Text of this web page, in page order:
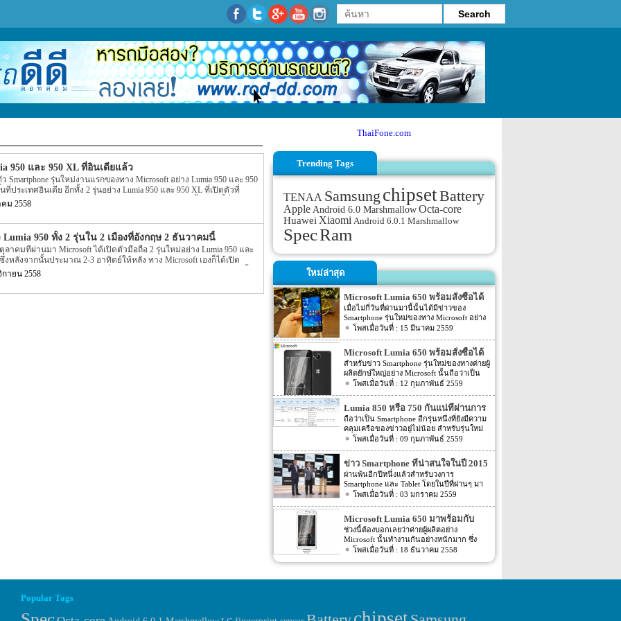
950 และ 950 XL ที่อินเดียแล้ว
รุ่นใหม่งานแรกของทาง Microsoft อย่าง Lumia 950 และ 950
ประเทศอินเดีย อีกทั้ง 2 รุ่นอย่าง Lumia 950 และ 950 XL ที่เปิดตัวที่
ารใช้งานแบบ dual SIM อีกด้วย ในส่วนของ Spec ของทั้ง 2 รุ่นนี้ที่เปิดตัว
ติการตัวใหม่ของทาง Microsoft อย่าง Windows 10 ที่ติดมากับตัวเครื่อง
ได้ใช้ใน 2 รุ่นอย่าง Lumia 950 และ 950 XL นี้นั้นจะเป็นเวอร์ชั่นตัว
วเตอร์ โดย Feature ใหม่ที่เพิ่มเข้ามานั้นจะเป็น Feature อย่าง Continuum
ม 2558
950 ทั้ง 2 รุ่นใน 2 เมืองที่อังกฤษ 2 ธันวาคมนี้
าคมที่ผ่านมา Microsoft ได้เปิดตัวมือถือ 2 รุ่นใหม่อย่าง Lumia 950 และ
งหลังจากนั้นประมาณ 2-3 อาทิตย์ให้หลัง ทาง Microsoft เองก็ได้เปิด
950 XL แบบ pre-order ที่ประเทศสหรัฐอเมริกาไปแล้ว แต่ล่าสุดนั้น
พร้อมเปิดตัว Lumia 950 และ Lumia 950 XL แล้วที่ประเทศอังกฤษ โดยราย
กว่าในการเปิดตัวทั้ง Lumia 950 และ Lumia 950 XL ของ Microsoft ครั้งนี้
ายน 2558
ThaiFone.com
Trending Tags
TENAA Samsung chipsetBattery
Apple Android 6.0 MarshmallowOcta-core
Huawei Xiaomi Android 6.0.1 Marshmallow
SpecRam
ใหม่ล่าสุด
Microsoft Lumia 650 พร้อมสั่งซื้อได้
แล้วที่ US และ Canada
เมื่อไม่กี่วันที่ผ่านมานี้นั้นได้มีข่าวของ
Smartphone รุ่นใหม่ของทาง Microsoft อย่าง
Microsoft Lumia 650 ถูกเปิดเผยออกมาให้
ละเอียดได้ระบุว่าจะถูกเปิดตัวในประเทศ
สหรัฐอเมริกาประมาณเดือนเมษายนที่จะถึงนี้
เอง โดยรายละเอียดดังกล่าวถือว่าเชื่อถือได้
เพราะบน Social อย่าง Twitter นั้นก็มี User
อย่าง myke floyd และ Lumia US นั้นโพส
ข้อความไปในทางเดียวกัน แต่ล่าสุดก็มีข่าว
ของ Microsoft Lumia 650 ถูกเปิดเผยออกมา
อีกครั้ง สำหรับรายละเอียดของ Microsoft
Lumia 650 ล่าสุดนั้นได้ระบุว่า Microsoft
Lumia 650 พร้อมสั่งซื้อได้แล้วใน 2 ประเทศ
อย่างสหรัฐอเมริกาและประเทศแคนาดา
สำหรับการสั่งซื้อนั้นจะเป็นการสั่งซื้อผ่านทาง
อินเตอร์เน็ตอย่างการ pre-order นั้นเอง
สำหรับราคาของตัวเครื่องจะมีราคาอยู่ที่ $199
(or CAD 199) หรือประมาณ 7,164 บาท อีก
ทั้งตามข่าวที่ถูกเปิดเผยออกมานั้นยังได้ระบุ
นี้เอง สำหรับราคาของตัวเครื่องนี้นั้นจะเป็น
ราคาของตัวเครื่องแบบ unlocked […]
15 มีนาคม 2559
Microsoft Lumia 650 พร้อมสั่งซื้อได้
แล้วแต่ยังส่งไม่ได้
สำหรับข่าว Smartphone รุ่นใหม่ของทางค่ายผู้
ผลิตยักษ์ใหญ่อย่าง Microsoft นั้นถือว่าเป็น
ข่าวที่ชวนให้แฟนๆ หลายๆ คนนั้นต่างก็งงอยู่
ต่างๆ ของ Microsoft Lumia 650 ออกมาให้
เราได้ทราบรายละเอียดกันไปแล้วอย่าง Spec
ของตัวเครื่องและราคาของตัวเครื่องที่จะวาง
จำหน่ายนั้นเอง แต่ล่าสุดนั้นกลับมีข่าวออก
มาว่าทาง Microsoft นั้นพร้อมแล้วที่จะวาง
จำหน่าย Microsoft Lumia 650 ออกมาแล้ว
นั้นเอง แต่กำหนดส่งตัวเครื่องนั้นยังไม่พร้อม
โดยรายละเอียดดังกล่าวได้ระบุว่าก่อนหน้านี้
ทาง Microsoft นั้นพร้อมที่จะวางจำหน่าย
Microsoft Lumia 650 ออกมาอย่างแน่นอน
ประมาณวันที่ 1 กุมภาพันธ์ 2016 นี้แน่นอน
แต่ไปๆ มาๆ นั้นกลับมีข่าวออกมาว่ากำหนด
เปิดตัว Microsoft Lumia 650 อย่างเป็น
ทางการนั้นจะถูกเลื่อนออกไปประมาณปลาย
เดือนกุมภาพันธ์ หรือเดือนมีนาคม 2016 นี้
นั้นเอง แต่ข่าวนี้ยังได้ระบุรายละเอียดเพิ่มเติม
สำหรับลูกค้าท่านใดที่สนใจนั้นก็สามารถสั่ง
12 กุมภาพันธ์ 2559
Lumia 850 หรือ 750 กันแน่ที่ผ่านการ
ตรวจสอบจาก 3C ที่ประเทศจีน
ถือว่าเป็น Smartphone อีกรุ่นหนึ่งที่ยังมีความ
คลุมเครือของข่าวอยู่ไม่น้อย สำหรับรุ่นใหม่
ของทางค่ายผู้ผลิตอย่าง Microsoft อย่าง
2015 ที่ผ่านมาทาง Microsoft เองก็พึ่งได้เปิด
ตัว Smartphone ระดับกลางอย่าง Microsoft
Lumia 950 และ Microsoft Lumia 950 XL
ออกมาแล้ว จากนั้นทาง Microsoft เองก็
เตรียมพร้อมที่จะเปิดตัว Smartphone ระดับ
ล่างอย่าง Microsoft Lumia 850 หรือ 750
ออกมาอีกรุ่นหนึ่งนั้นเอง แต่ล่าสุดนั้นการ
ตรวจสอบสัญญาณและตัวเครื่องของประเทศ
จีนอย่าง 3C นั้นได้ระบุออกมาว่ามี
Samrtphone รุ่นหนึ่งของทาง Microsoft นั้นได้
ผ่านการตรวจสอบดังกล่าวแล้ว แต่ราย
ละเอียดดังกล่าวนี้นั้นไม่ได้ระบุรายละเอียด
เราได้ทราบกันว่า […]
09 กุมภาพันธ์ 2559
ข่าว Smartphone ที่น่าสนใจในปี 2015
ที่ผ่านมา Q1
ผ่านพ้นอีกปีหนึ่งแล้วสำหรับวงการ
Smartphone และ Tablet โดยในปีที่ผ่านๆ มา
นั้นข่าวต่างๆ ทางด้านของ Smartphone นั้น
เทคโนโลยีใหม่ๆ ต่างๆ ที่แต่ละค่ายนั้นต่างก็
เลือกพัฒนาลงไปยัง Smartphone ของตัวเอง
เพื่อดึงดูดผู้บริโภคให้หันมาเลือกใช้งาน
Smartphone ของทางค่ายตัวเอง โดยวันนี้เรา
จะพาเพื่อนๆ ไปสรุปข่าวที่น่าสนใจต่างๆ ของ
Smartphone ที่เกิดขึ้นในรอบปี 2015 ที่ผ่านมา
เดือนมกราคมถึงเดือนมีนาคมของปี 2015 กัน
ได้เปิดตัว Smartphone รุ่นใหม่อย่าง
Micromax Yureka โดยทาง Micromax นั้นวาง
03 มกราคม 2559
Microsoft Lumia 650 มาพร้อมกับ
หน้าจอ 5 นิ้ว
ช่วงนี้ต้องบอกเลยว่าค่ายผู้ผลิตอย่าง
Microsoft นั้นทำงานกันอย่างหนักมาก ซึ่ง
หากเราย้อนกลับไปไม่เพียงกี่วันที่ผ่านมาไม่
รุ่น Lumia 850 เอง โดยรายละเอียดดังกล่าว
เครื่องที่ไม่น้อยเลย อีกทั้งสีของตัวเครื่องจะมี
18 ธันวาคม 2558
Popular Tags